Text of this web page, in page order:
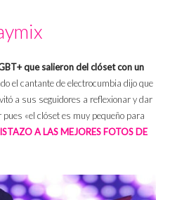
que salieron del clóset con un
el cantante de electrocumbia dijo que
a sus seguidores a reflexionar y dar
«el clóset es muy pequeño para
A LAS MEJORES FOTOS DE